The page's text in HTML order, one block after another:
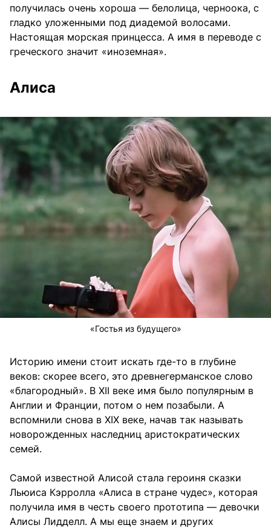
получилась очень хороша — белолица, черноока, с
гладко уложенными под диадемой волосами.
Настоящая морская принцесса. А имя в переводе с
греческого значит «иноземная».
Алиса
«Гостья из будущего»
Историю имени стоит искать где-то в глубине
веков: скорее всего, это древнегерманское слово
«благородный». В XII веке имя было популярным в
Англии и Франции, потом о нем позабыли. А
вспомнили снова в XIX веке, начав так называть
новорожденных наследниц аристократических
семей.
Cамой известной Алисой стала героиня сказки
Льюиса Кэрролла «Алиса в стране чудес», которая
получила имя в честь своего прототипа — девочки
Алисы Лидделл. А мы еще знаем и других